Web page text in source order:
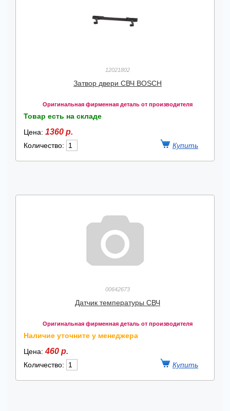
12021802
Затвор двери СВЧ BOSCH
Оригинальная фирменная деталь от производителя
Товар есть на складе
Цена: 1360 р.
Количество:
00642673
Датчик температуры СВЧ
Оригинальная фирменная деталь от производителя
Наличие уточните у менеджера
Цена:460 р.
Количество: